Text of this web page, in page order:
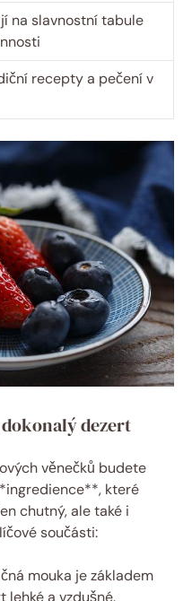
na slavnostní tabule
recepty a pečení v
dezert
věnečků budete
které
chutný, ale také i
součásti:
mouka je základem
lehké a vzdušné.